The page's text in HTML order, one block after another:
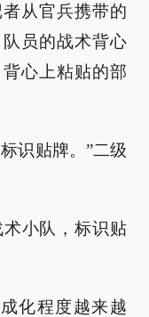
从官兵携带的
员的战术背心
心上粘贴的部
识贴牌。”二级
小队，标识贴
化程度越来越